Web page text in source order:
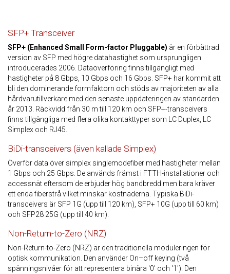
SFP+ Transceiver
SFP+ (Enhanced Small Form-factor Pluggable) är en förbättrad
version av SFP med högre datahastighet som ursprungligen
introducerades 2006. Dataöverföring finns tillgängligt med
hastigheter på 8 Gbps, 10 Gbps och 16 Gbps. SFP+ har kommit att
bli den dominerande formfaktorn och stöds av majoriteten av alla
hårdvarutillverkare med den senaste uppdateringen av standarden
år 2013. Räckvidd från 30 m till 120 km och SFP+-transceivers
finns tillgängliga med flera olika kontakttyper som LC Duplex, LC
Simplex och RJ45.
BiDi-transceivers (även kallade Simplex)
Överför data över simplex singlemodefiber med hastigheter mellan
1 Gbps och 25 Gbps. De används främst i FTTH-installationer och
accessnät eftersom de erbjuder hög bandbredd men bara kräver
ett enda fiberstrå vilket minskar kostnaderna. Typiska BiDi-
transceivers är SFP 1G (upp till 120 km), SFP+ 10G (upp till 60 km)
och SFP28 25G (upp till 40 km).
Non-Return-to-Zero (NRZ)
Non-Return-to-Zero (NRZ) är den traditionella moduleringen för
optisk kommunikation. Den använder On–off keying (två
spänningsnivåer för att representera binära '0' och '1'). Den